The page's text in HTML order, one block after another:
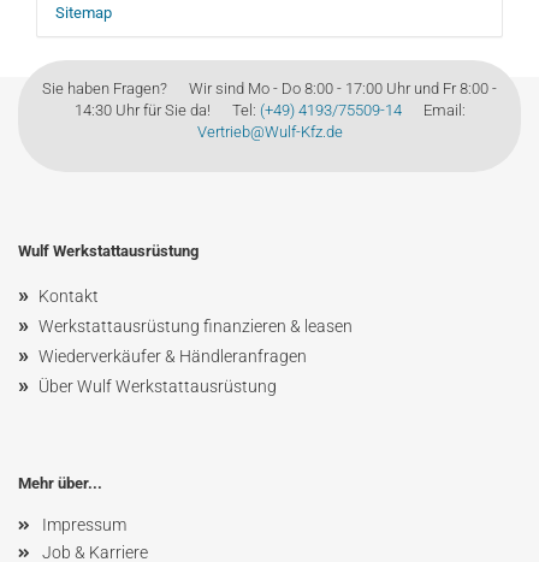
Sitemap
Sie haben Fragen? Wir sind Mo - Do 8:00 - 17:00 Uhr und Fr 8:00 -
14:30 Uhr für Sie da! Tel: (+49) 4193/75509-14Email:
Vertrieb@Wulf-Kfz.de
Wulf Werkstattausrüstung
» Kontakt
» Werkstattausrüstung finanzieren & leasen
» Wiederverkäufer & Händleranfragen
» Über Wulf Werkstattausrüstung
Mehr über...
Impressum
Job & Karriere